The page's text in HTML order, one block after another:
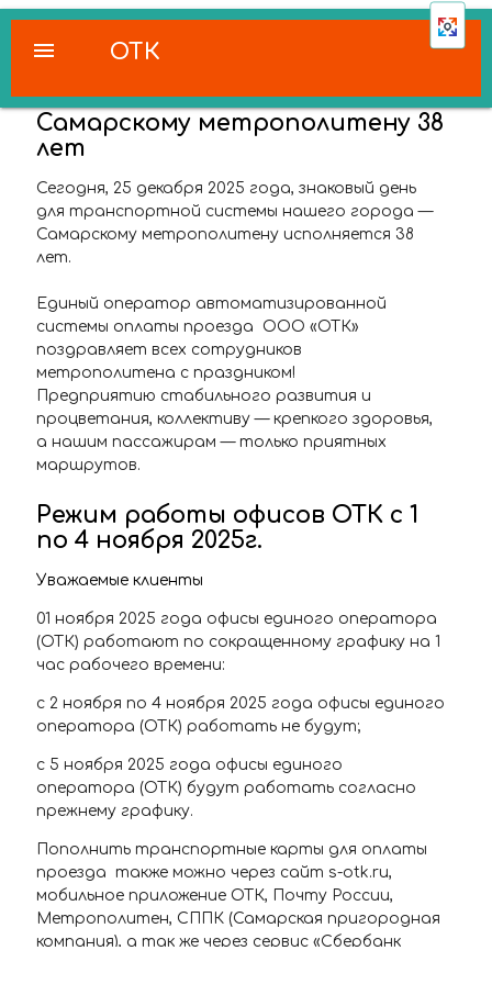
ОТК
menu
Самарскому метрополитену 38
лет
Сегодня, 25 декабря 2025 года, знаковый день
для транспортной системы нашего города —
Самарскому метрополитену исполняется 38
лет.
Единый оператор автоматизированной
системы оплаты проезда ООО «ОТК»
поздравляет всех сотрудников
метрополитена с праздником!
Предприятию стабильного развития и
процветания, коллективу — крепкого здоровья,
а нашим пассажирам — только приятных
маршрутов.
Режим работы офисов ОТК с 1
по 4 ноября 2025г.
Уважаемые клиенты
01 ноября 2025 года офисы единого оператора
(ОТК) работают по сокращенному графику на 1
час рабочего времени:
с 2 ноября по 4 ноября 2025 года офисы единого
оператора (ОТК) работать не будут;
с 5 ноября 2025 года офисы единого
оператора (ОТК) будут работать согласно
прежнему графику.
Пополнить транспортные карты для оплаты
проезда также можно через сайт s-otk.ru,
мобильное приложение ОТК, Почту России,
Метрополитен, СППК (Самарская пригородная
компания), а так же через сервис «Сбербанк